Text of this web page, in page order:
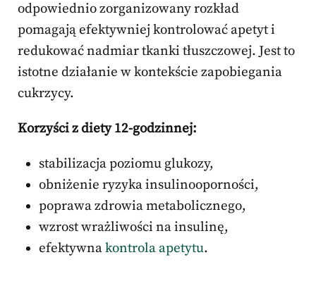
odpowiednio zorganizowany rozkład
pomagają efektywniej kontrolować apetyt i
redukować nadmiar tkanki tłuszczowej. Jest to
istotne działanie w kontekście zapobiegania
cukrzycy.
Korzyści z diety 12-godzinnej:
stabilizacja poziomu glukozy,
obniżenie ryzyka insulinooporności,
poprawa zdrowia metabolicznego,
wzrost wrażliwości na insulinę,
efektywnakontrola apetytu.